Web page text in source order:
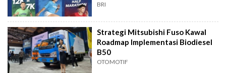
BRI
Strategi Mitsubishi Fuso Kawal
Roadmap Implementasi Biodiesel
B50
OTOMOTIF